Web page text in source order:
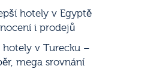
hotely v Egyptě
i prodejů
hotely v Turecku –
mega srovnání